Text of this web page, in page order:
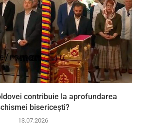
contribuie la aprofundarea
bisericești?
13.07.2026